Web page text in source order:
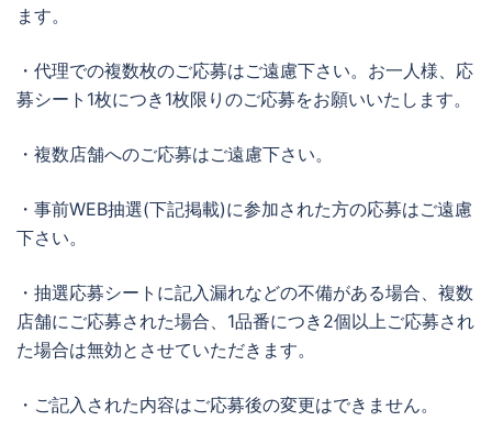
ます。
・代理での複数枚のご応募はご遠慮下さい。お一人様、応
募シート1枚につき1枚限りのご応募をお願いいたします。
・複数店舗へのご応募はご遠慮下さい。
・事前WEB抽選(下記掲載)に参加された方の応募はご遠慮
下さい。
・抽選応募シートに記入漏れなどの不備がある場合、複数
店舗にご応募された場合、1品番につき2個以上ご応募され
た場合は無効とさせていただきます。
・ご記入された内容はご応募後の変更はできません。